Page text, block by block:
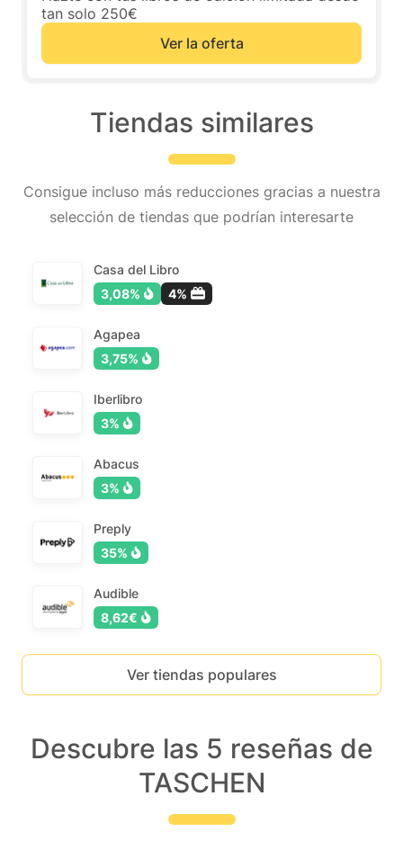
tan solo 250€
Ver la oferta
Tiendas similares
Consigue incluso más reducciones gracias a nuestra
selección de tiendas que podrían interesarte
Casa del Libro
3,08%
4%
Agapea
3,75%
Iberlibro
3%
Abacus
3%
Preply
35%
Audible
8,62€
Ver tiendas populares
Descubre las 5 reseñas de
TASCHEN